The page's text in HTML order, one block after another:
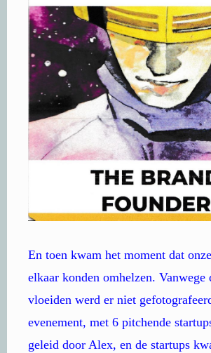
En toen kwam het moment dat
elkaar konden omhelzen. Vanwege
vloeiden werd er niet
evenement, met 6 pitchende
geleid door Alex, en de startups